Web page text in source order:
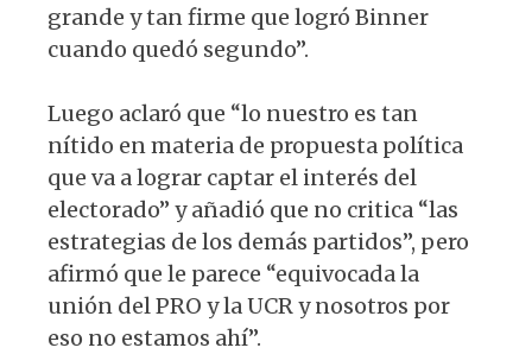
grande y tan firme que logró Binner
cuando quedó segundo”.
Luego aclaró que “lo nuestro es tan
nítido en materia de propuesta política
que va a lograr captar el interés del
electorado” y añadió que no critica “las
estrategias de los demás partidos”, pero
afirmó que le parece “equivocada la
unión del PRO y la UCR y nosotros por
eso no estamos ahí”.